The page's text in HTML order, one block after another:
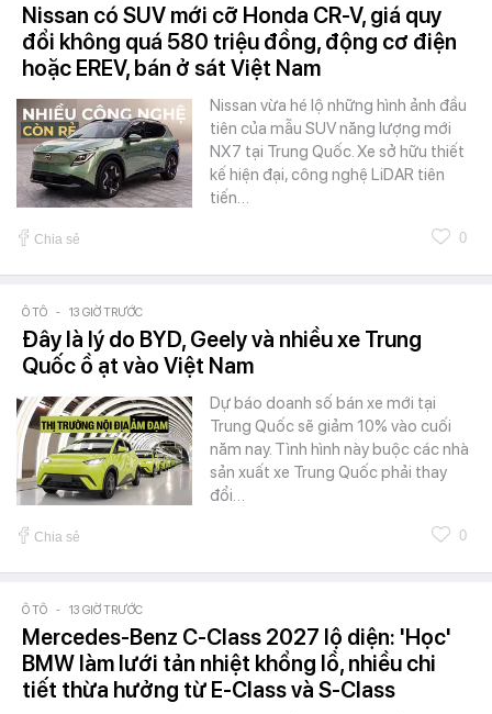
Nissan có SUV mới cỡ Honda CR-V, giá quy
đổi không quá 580 triệu đồng, động cơ điện
hoặc EREV, bán ở sát Việt Nam
Nissan vừa hé lộ những hình ảnh đầu
tiên của mẫu SUV năng lượng mới
NX7 tại Trung Quốc. Xe sở hữu thiết
kế hiện đại, công nghệ LiDAR tiên
tiến…
Chia sẻ 0
Ô TÔ - 13 GIỜ TRƯỚC
Đây là lý do BYD, Geely và nhiều xe Trung
Quốc ồ ạt vào Việt Nam
Dự báo doanh số bán xe mới tại
Trung Quốc sẽ giảm 10% vào cuối
năm nay. Tình hình này buộc các nhà
sản xuất xe Trung Quốc phải thay
đổi…
Chia sẻ 0
Ô TÔ - 13 GIỜ TRƯỚC
Mercedes-Benz C-Class 2027 lộ diện: 'Học'
BMW làm lưới tản nhiệt khổng lồ, nhiều chi
tiết thừa hưởng từ E-Class và S-Class